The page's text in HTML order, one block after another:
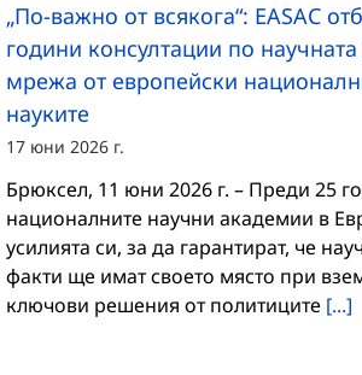
„По-важно от всякога“: EASAC
години консултации по
мрежа от европейски
науките
17 юни 2026 г.
Брюксел, 11 юни 2026 г. – Преди 25
националните научни академии в
усилията си, за да гарантират, че
факти ще имат своето място при
ключови решения от политиците [...]